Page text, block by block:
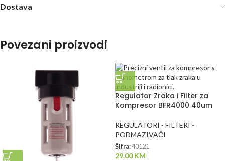
Dostava
Povezani proizvodi
Regulator Zraka i Filter za
Kompresor BFR4000 40um
REGULATORI - FILTERI -
PODMAZIVAČI
Šifra:40121
29.00KM